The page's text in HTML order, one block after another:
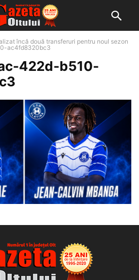
încă două transferuri pentru noul sezon
ac4fd8320bc3
422d-b510-